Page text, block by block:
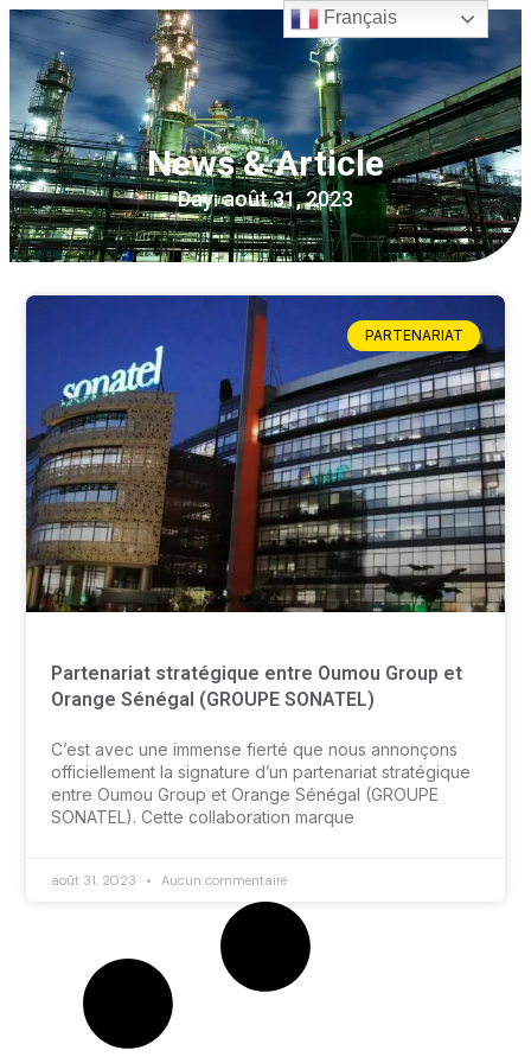
News & Article
Day: août 31, 2023
PARTENARIAT
Partenariat stratégique entre Oumou Group et
Orange Sénégal (GROUPE SONATEL)
C’est avec une immense fierté que nous annonçons
officiellement la signature d’un partenariat stratégique
entre Oumou Group et Orange Sénégal (GROUPE
SONATEL). Cette collaboration marque
août 31, 2023 Aucun commentaire
Français